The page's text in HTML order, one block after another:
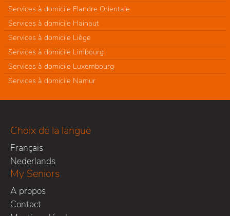
Services à domicile Flandre Orientale
Services à domicile Hainaut
Services à domicile Liège
Services à domicile Limbourg
Services à domicile Luxembourg
Services à domicile Namur
Choix de la langue
Français
Nederlands
My Seniors
A propos
Contact